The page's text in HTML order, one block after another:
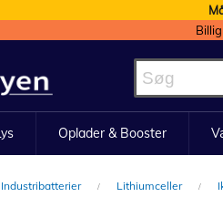
Oplader & Booster
Industribatterier Lithiumceller